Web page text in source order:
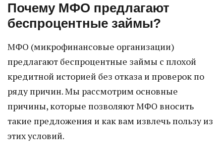
Почему МФО предлагают
беспроцентные займы?
МФО (микрофинансовые организации)
предлагают беспроцентные займы с плохой
кредитной историей без отказа и проверок по
ряду причин. Мы рассмотрим основные
причины, которые позволяют МФО вносить
такие предложения и как вам извлечь пользу из
этих условий.